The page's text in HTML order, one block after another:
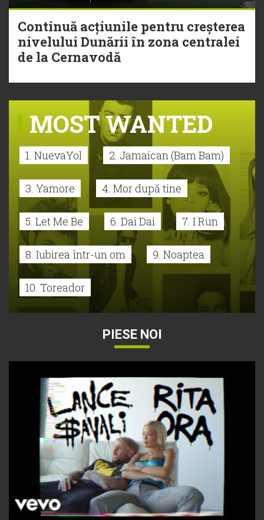
Continuă acțiunile pentru creșterea
nivelului Dunării în zona centralei
de la Cernavodă
MOST WANTED
1. NuevaYol 2. Jamaican (Bam Bam)
3. Yamore 4. Mor după tine
5. Let Me Be 6. Dai Dai 7. I Run
8. Iubirea într-un om 9. Noaptea
10. Toreador
PIESE NOI